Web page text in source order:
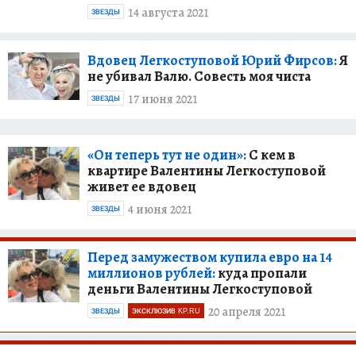
14 августа 2021
ЗВЕЗДЫ
Вдовец Легкоступовой Юрий Фирсов:Я
не убивал Валю. Совесть моя чиста
17 июня 2021
ЗВЕЗДЫ
«Он теперь тут не один»:С кем в
квартире Валентины Легкоступовой
живет ее вдовец
4 июня 2021
ЗВЕЗДЫ
Перед замужеством купила евро на 14
миллионов рублей:куда пропали
деньги Валентины Легкоступовой
20 апреля 2021
ЗВЕЗДЫ ЭКСКЛЮЗИВ KP.RU